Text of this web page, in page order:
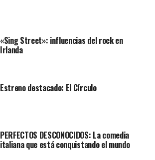
«Sing Street»: influencias del rock en
Irlanda
Estreno destacado: El Círculo
PERFECTOS DESCONOCIDOS: La comedia
italiana que está conquistando el mundo